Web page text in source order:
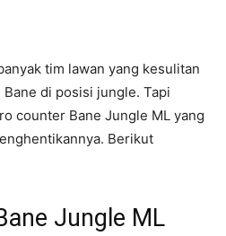
tim lawan yang kesulitan
di posisi jungle. Tapi
counter Bane Jungle ML yang
Berikut
Jungle ML